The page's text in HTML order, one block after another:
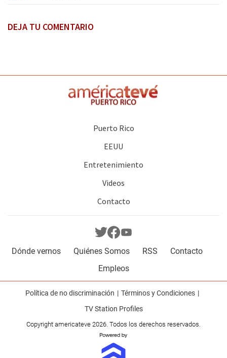
DEJA TU COMENTARIO
Puerto Rico
EEUU
Entretenimiento
Videos
Contacto
Dónde vernos Quiénes Somos RSS
Contacto
Empleos
Política de no discriminación
Términos y Condiciones
TV Station Profiles
Copyright americateve 2026. Todos los derechos reservados.